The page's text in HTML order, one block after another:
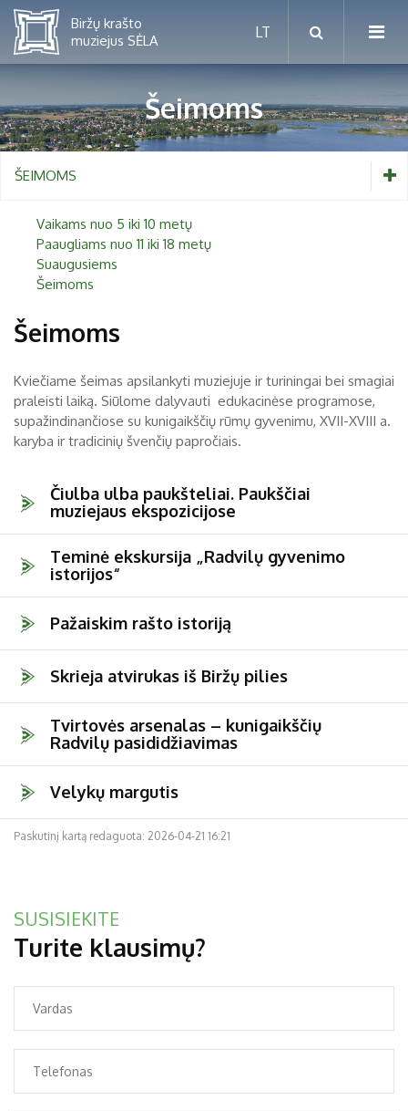
Mėnesio renginiai
Paaugliams nuo 11 iki 18 metų
Suaugusiems
Proistorė
Etnografija
Biržų tvirtovės arsenalas
Religijos
Biržai XIX a.
Biržai XX a.
RUGPJŪTIS
Pr An Tr Ke Pe Še
Se
3
4 5 6 7
17
18 19 20
31
Šeimoms
ŠEIMOMS
Vaikams nuo 5 iki 10 metų
Paaugliams nuo 11 iki 18 metų
Suaugusiems
Šeimoms
Šeimoms
Kviečiame šeimas apsilankyti muziejuje ir turiningai bei smagiai
praleisti laiką. Siūlome dalyvauti edukacinėse programose,
supažindinančiose su kunigaikščių rūmų gyvenimu, XVII-XVIII a.
karyba ir tradicinių švenčių papročiais.
Čiulba ulba paukšteliai. Paukščiai
muziejaus ekspozicijose
Teminė ekskursija „Radvilų gyvenimo
istorijos“
Pažaiskim rašto istoriją
Skrieja atvirukas iš Biržų pilies
Tvirtovės arsenalas – kunigaikščių
Radvilų pasididžiavimas
Velykų margutis
Paskutinį kartą redaguota: 2026-04-21 16:21
SUSISIEKITE
Turite klausimų?